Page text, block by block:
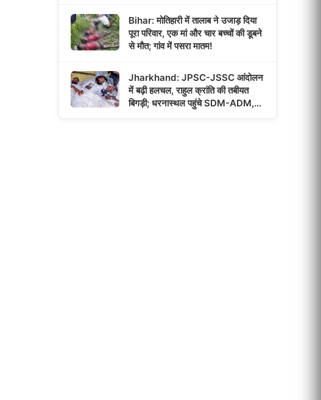
Bihar: मोतिहारी में तालाब ने उजाड़ दिया
पूरा परिवार, एक मां और चार बच्चों की डूबने
से मौत; गांव में पसरा मातम!
Jharkhand: JPSC-JSSC आंदोलन
में बढ़ी हलचल, राहुल क्रांति की तबीयत
बिगड़ी; धरनास्थल पहुंचे SDM-ADM,
बातचीत की उम्मीद जगी!